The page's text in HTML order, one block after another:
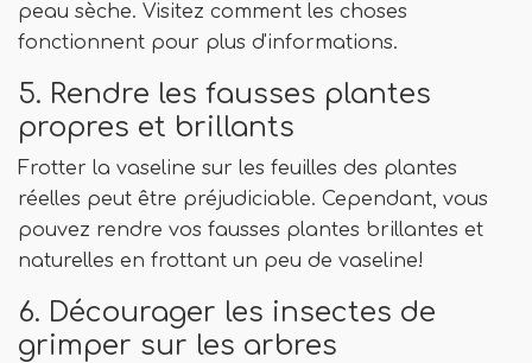
peau sèche. Visitez comment les choses
fonctionnent pour plus d'informations.
5. Rendre les fausses plantes
propres et brillants
Frotter la vaseline sur les feuilles des plantes
réelles peut être préjudiciable. Cependant, vous
pouvez rendre vos fausses plantes brillantes et
naturelles en frottant un peu de vaseline!
6. Décourager les insectes de
grimper sur les arbres